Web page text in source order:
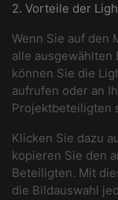
2. Vorteile der
Wenn Sie auf den
alle
können Sie die
aufrufen oder an
Projektbeteiligten
Klicken Sie dazu
kopieren Sie den
Beteiligten. Mit
die Bildauswahl